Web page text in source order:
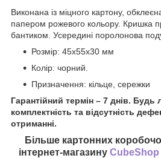
Виконана із міцного картону,
папером рожевого кольору. Кришка
бантиком. Усередині поролонова
Розмір: 45х55х30 мм
Колір: чорний.
Призначення: кільце, сережки
Гарантійний термін – 7 днів. Будь
комплектність та відсутність
отриманні.
Більше картонних
інтернет-магазину CubeShop